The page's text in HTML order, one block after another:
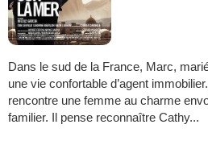
Dans le sud de la France, Marc,
une vie confortable d’agent
rencontre une femme au charme
familier. Il pense reconnaître Cathy...